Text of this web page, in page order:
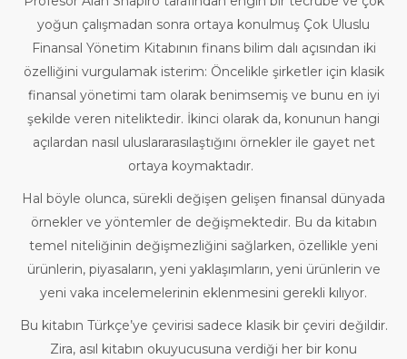
yoğun çalışmadan sonra ortaya konulmuş Çok Uluslu
Finansal Yönetim Kitabının finans bilim dalı açısından iki
özelliğini vurgulamak isterim: Öncelikle şirketler için klasik
finansal yönetimi tam olarak benimsemiş ve bunu en iyi
şekilde veren niteliktedir. İkinci olarak da, konunun hangi
açılardan nasıl uluslararasılaştığını örnekler ile gayet net
ortaya koymaktadır.
Hal böyle olunca, sürekli değişen gelişen finansal dünyada
örnekler ve yöntemler de değişmektedir. Bu da kitabın
temel niteliğinin değişmezliğini sağlarken, özellikle yeni
ürünlerin, piyasaların, yeni yaklaşımların, yeni ürünlerin ve
yeni vaka incelemelerinin eklenmesini gerekli kılıyor.
Bu kitabın Türkçe’ye çevirisi sadece klasik bir çeviri değildir.
Zira, asıl kitabın okuyucusuna verdiği her bir konu